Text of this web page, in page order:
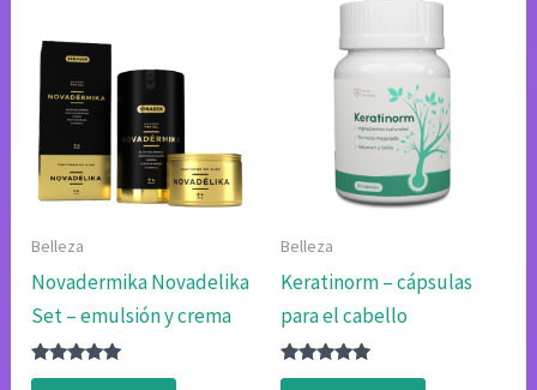
Belleza
Novadermika Novadelika
Set – emulsión y crema
Valorado
Belleza
Keratinorm – cápsulas
para el cabello
Valorado